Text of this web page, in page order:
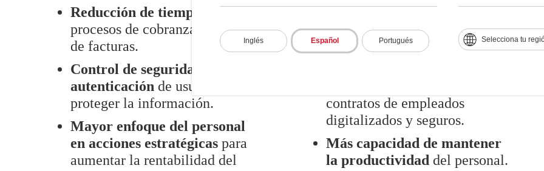
Inglés Español Portugués Selecciona tu
Reducción de tiempo
procesos de cobranza y pago
de facturas.
Control de seguridad y
autenticación de usuarios
proteger la información.
Mayor enfoque del personal
en acciones estratégicas para
aumentar la rentabilidad del
agilizarlos procesos de
contratación.
contratos de empleados
digitalizados y seguros.
Más capacidad de mantener
la productividad del personal.